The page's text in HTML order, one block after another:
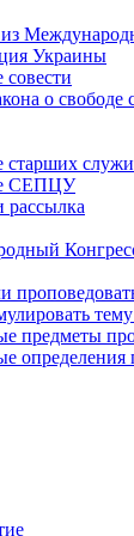
Украины
совести
о свободе
старших
СЕПЦУ
рассылка
предметы
определения